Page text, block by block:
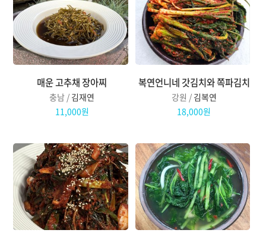
매운 고추채 장아찌
충남 / 김재연
11,000원
복연언니네 갓김치와 쪽파김치
강원 / 김복연
18,000원